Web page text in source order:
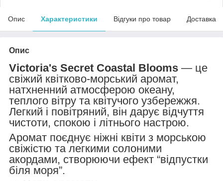
Опис Характеристики Відгуки про товар Доставка
Опис
Victoria's Secret Coastal Blooms — це
свіжий квітково-морський аромат,
натхненний атмосферою океану,
теплого вітру та квітучого узбережжя.
Легкий і повітряний, він дарує відчуття
чистоти, спокою і літнього настрою.
Аромат поєднує ніжні квіти з морською
свіжістю та легкими солоними
акордами, створюючи ефект “відпустки
біля моря”.